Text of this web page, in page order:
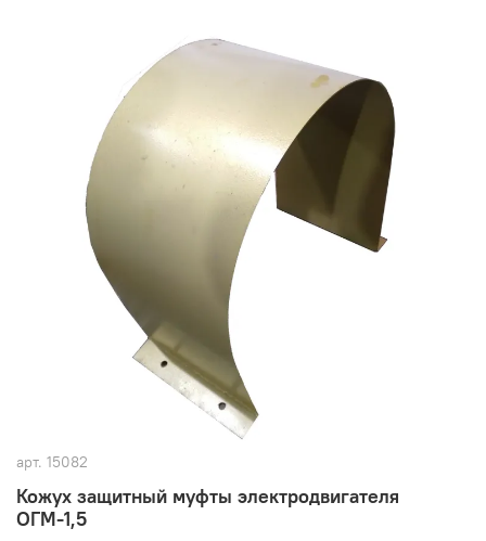
арт. 15082
Кожух защитный муфты электродвигателя
ОГМ-1,5